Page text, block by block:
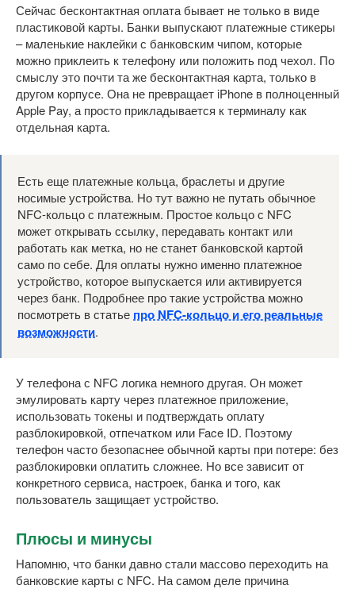
Сейчас бесконтактная оплата бывает не только в виде
пластиковой карты. Банки выпускают платежные стикеры
– маленькие наклейки с банковским чипом, которые
можно приклеить к телефону или положить под чехол. По
смыслу это почти та же бесконтактная карта, только в
другом корпусе. Она не превращает iPhone в полноценный
Apple Pay, а просто прикладывается к терминалу как
отдельная карта.
Есть еще платежные кольца, браслеты и другие
носимые устройства. Но тут важно не путать обычное
NFC-кольцо с платежным. Простое кольцо с NFC
может открывать ссылку, передавать контакт или
работать как метка, но не станет банковской картой
само по себе. Для оплаты нужно именно платежное
устройство, которое выпускается или активируется
через банк. Подробнее про такие устройства можно
посмотреть в статье про NFC-кольцо и его реальные
возможности.
У телефона с NFC логика немного другая. Он может
эмулировать карту через платежное приложение,
использовать токены и подтверждать оплату
разблокировкой, отпечатком или Face ID. Поэтому
телефон часто безопаснее обычной карты при потере: без
разблокировки оплатить сложнее. Но все зависит от
конкретного сервиса, настроек, банка и того, как
пользователь защищает устройство.
Плюсы и минусы
Напомню, что банки давно стали массово переходить на
банковские карты с NFC. На самом деле причина